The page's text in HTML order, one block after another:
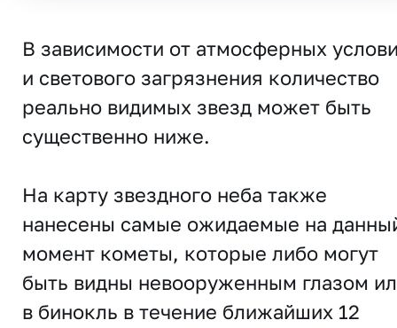
В зависимости от атмосферных
и светового загрязнения количество
реально видимых звезд может быть
существенно ниже.
На карту звездного неба также
нанесены самые ожидаемые на
момент кометы, которые либо могут
быть видны невооруженным глазом
в бинокль в течение ближайших 12